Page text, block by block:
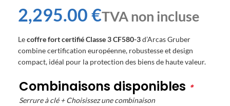
€
Lecoffre fort certifié Classe 3 CF580-3d’Arcas Gruber
combine certification européenne, robustesse et design
compact, idéal pour la protection des biens de haute valeur.
Combinaisons disponibles *
Serrure à clé + Choisissez une combinaison